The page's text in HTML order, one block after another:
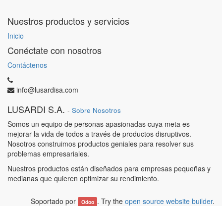
Nuestros productos y servicios
Inicio
Conéctate con nosotros
Contáctenos
info@lusardisa.com
LUSARDI S.A. - Sobre Nosotros
Somos un equipo de personas apasionadas cuya meta es
mejorar la vida de todos a través de productos disruptivos.
Nosotros construimos productos geniales para resolver sus
problemas empresariales.
Nuestros productos están diseñados para empresas pequeñas y
medianas que quieren optimizar su rendimiento.
Soportado por Odoo . Try the open source website builder.